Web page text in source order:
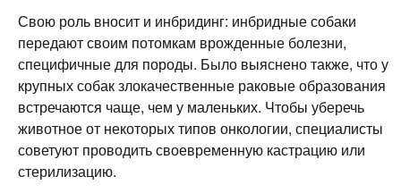
Свою роль вносит и инбридинг: инбридные собаки
передают своим потомкам врожденные болезни,
специфичные для породы. Было выяснено также, что у
крупных собак злокачественные раковые образования
встречаются чаще, чем у маленьких. Чтобы уберечь
животное от некоторых типов онкологии, специалисты
советуют проводить своевременную кастрацию или
стерилизацию.